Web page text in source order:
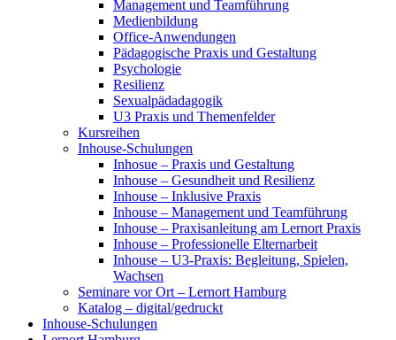
Management und Teamführung
Medienbildung
Office-Anwendungen
Pädagogische Praxis und Gestaltung
Psychologie
Resilienz
Sexualpädadagogik
U3 Praxis und Themenfelder
Kursreihen
Inhouse-Schulungen
Inhosue – Praxis und Gestaltung
Inhouse – Gesundheit und Resilienz
Inhouse – Inklusive Praxis
Inhouse – Management und Teamführung
Inhouse – Praxisanleitung am Lernort Praxis
Inhouse – Professionelle Elternarbeit
Inhouse – U3-Praxis: Begleitung, Spielen,
Wachsen
Seminare vor Ort – Lernort Hamburg
Katalog – digital/gedruckt
Inhouse-Schulungen